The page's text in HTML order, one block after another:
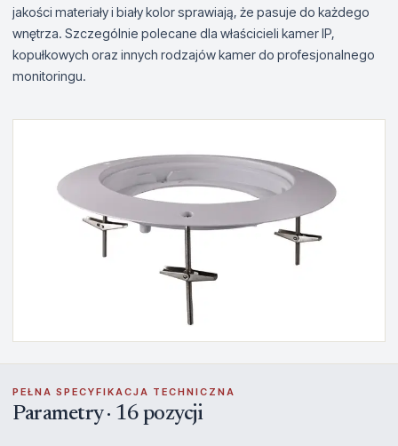
jakości materiały i biały kolor sprawiają, że pasuje do każdego
wnętrza. Szczególnie polecane dla właścicieli kamer IP,
kopułkowych oraz innych rodzajów kamer do profesjonalnego
monitoringu.
PEŁNA SPECYFIKACJA TECHNICZNA
Parametry · 16 pozycji